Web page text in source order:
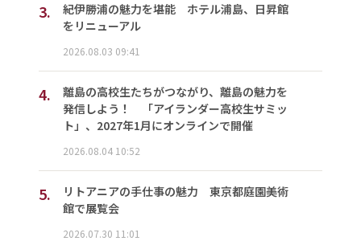
3.
紀伊勝浦の魅力を堪能 ホテル浦島、日昇館
をリニューアル
2026.08.03 09:41
4.
離島の高校生たちがつながり、離島の魅力を
発信しよう！ 「アイランダー高校生サミッ
ト」、2027年1月にオンラインで開催
2026.08.04 10:52
5.
リトアニアの手仕事の魅力 東京都庭園美術
館で展覧会
2026.07.30 11:01